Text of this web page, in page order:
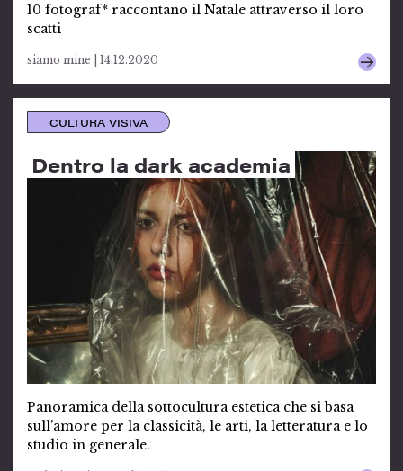
10 fotograf* raccontano il Natale attraverso il loro
scatti
siamo mine | 14.12.2020
CULTURA VISIVA
Dentro la dark academia
Panoramica della sottocultura estetica che si basa
sull’amore per la classicità, le arti, la letteratura e lo
studio in generale.